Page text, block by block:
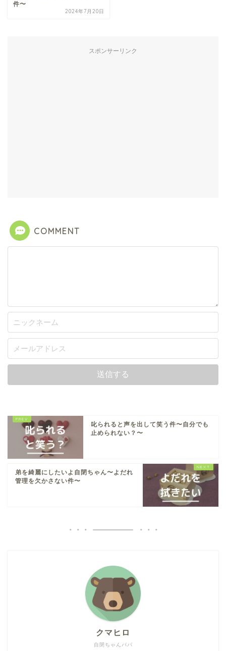
件〜
2024年7月20日
スポンサーリンク
COMMENT
叱られると声を出して笑う件〜自分でも
止められない？〜
弟を綺麗にしたいよ自閉ちゃん〜よだれ
管理を欠かさない件〜
自閉ちゃんパパ
クマヒロ